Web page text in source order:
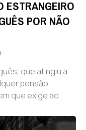
ESTRANGEIRO
POR NÃO
que atingiu a
pensão,
que exige ao